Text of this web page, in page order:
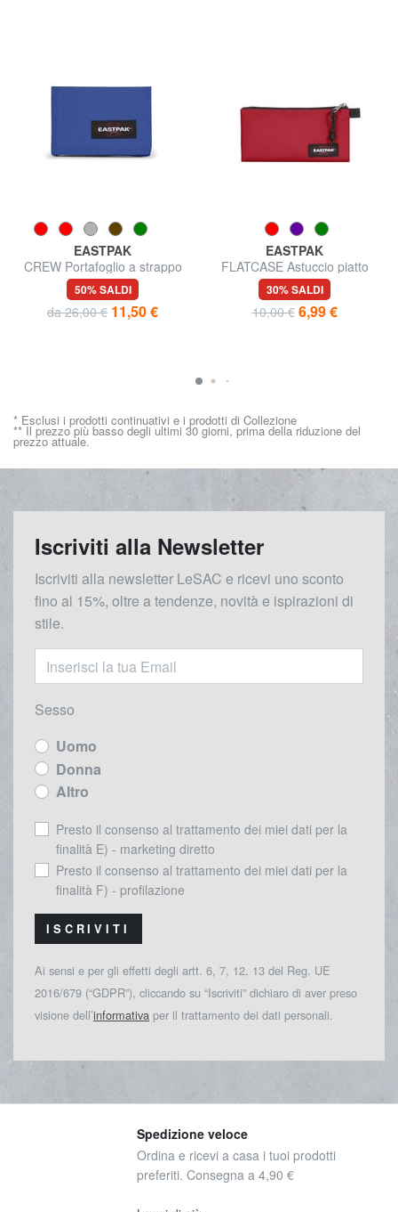
EASTPAK
CREW Portafoglio a strappo
50% SALDI
da 26,00 € 11,50 €
EASTPAK
FLATCASE Astuccio piatto
30% SALDI
10,00 € 6,99 €
* Esclusi i prodotti continuativi e i prodotti di Collezione
** Il prezzo più basso degli ultimi 30 giorni, prima della riduzione del
prezzo attuale.
Iscriviti alla Newsletter
Iscriviti alla newsletter LeSAC e ricevi uno sconto
fino al 15%, oltre a tendenze, novità e ispirazioni di
stile.
Sesso
Uomo
Donna
Altro
Presto il consenso al trattamento dei miei dati per la
finalità E) - marketing diretto
Presto il consenso al trattamento dei miei dati per la
finalità F) - profilazione
ISCRIVITI
Ai sensi e per gli effetti degli artt. 6, 7, 12, 13 del Reg. UE
2016/679 (“GDPR”), cliccando su “Iscriviti” dichiaro di aver preso
visione dell’informativa per il trattamento dei dati personali.
Spedizione veloce
Ordina e ricevi a casa i tuoi prodotti
preferiti. Consegna a 4,90 €